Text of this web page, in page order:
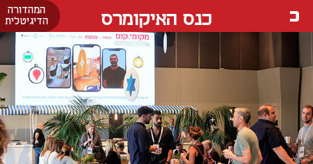
המהדורה
הדיגיטלית
כנס האיקומרס